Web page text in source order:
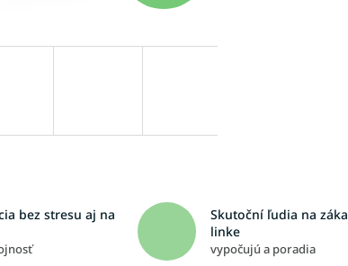
bez stresu aj na
Skutoční ľudia na
linke
vypočujú a poradia